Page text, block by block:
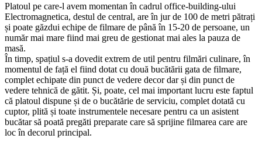
Platoul pe care-l avem momentan în cadrul office-building-ului
Electromagnetica, destul de central, are în jur de 100 de metri pătrați
și poate găzdui echipe de filmare de până în 15-20 de persoane, un
număr mai mare fiind mai greu de gestionat mai ales la pauza de
masă.
În timp, spațiul s-a dovedit extrem de util pentru filmări culinare, în
momentul de față el fiind dotat cu două bucătării gata de filmare,
complet echipate din punct de vedere decor dar și din punct de
vedere tehnică de gătit. Și, poate, cel mai important lucru este faptul
că platoul dispune și de o bucătărie de serviciu, complet dotată cu
cuptor, plită și toate instrumentele necesare pentru ca un asistent
bucătar să poată pregăti preparate care să sprijine filmarea care are
loc în decorul principal.